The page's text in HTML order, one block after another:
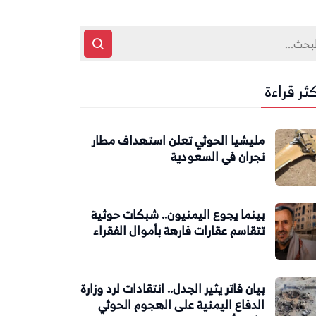
قراءة
مليشيا الحوثي تعلن استهداف مطار
نجران في السعودية
بينما يجوع اليمنيون.. شبكات حوثية
تتقاسم عقارات فارهة بأموال الفقراء
بيان فاتر يثير الجدل.. انتقادات لرد وزارة
الدفاع اليمنية على الهجوم الحوثي